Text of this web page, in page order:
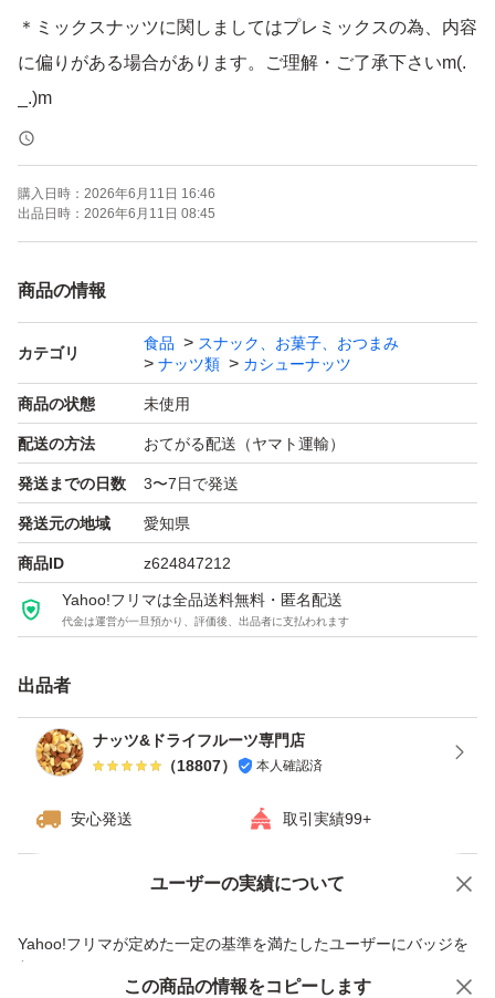
＊ミックスナッツに関しましてはプレミックスの為、内容
に偏りがある場合があります。ご理解・ご了承下さいm(.
_.)m
＊ドライフルーツとナッツのミックスは発送日の袋詰めで
もナッツがしけてしまう可能性がございます。ご理解・ご
了承下さい。
素焼きアーモンド
低糖質
ローカーボ
おつまみ
お菓子作り
ミックスナッツ
おやつ
ギルトフリー
ダイエット
うす塩
種類ミックスナッツ
購入日時： 2026年6月11日 16:46
出品日時： 2026年6月11日 08:45
商品の情報
カテゴリ
食品
スナック、お菓子、おつまみ
ナッツ類
カシューナッツ
商品の状態 未使用
配送の方法 おてがる配送（ヤマト運輸）
発送までの日数 3〜7日で発送
発送元の地域 愛知県
商品ID z624847212
Yahoo!フリマは全品送料無料・匿名配送
代金は運営が一旦預かり、評価後、出品者に支払われます
出品者
ナッツ&ドライフルーツ専門店
（18807） 本人確認済
安心発送 取引実績99+
ユーザーの実績について
Yahoo!フリマが定めた一定の基準を満たしたユーザーにバッジを
付与しています
価格の相談 商品への質問
この商品の情報をコピーします
この商品をみている人にオススメ